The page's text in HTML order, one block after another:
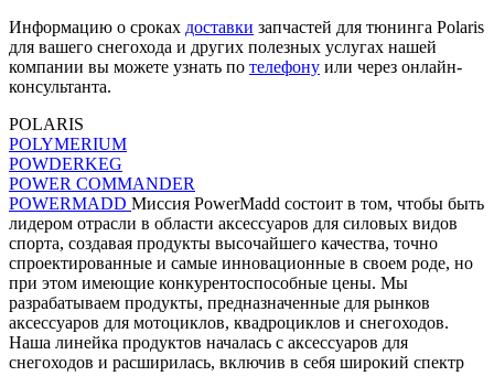
Информацию о сроках доставки запчастей для тюнинга Polaris
для вашего снегохода и других полезных услугах нашей
компании вы можете узнать по телефону или через онлайн-
консультанта.
POLARIS
POLYMERIUM
POWDERKEG
POWER COMMANDER
POWERMADD Миссия PowerMadd состоит в том, чтобы быть
лидером отрасли в области аксессуаров для силовых видов
спорта, создавая продукты высочайшего качества, точно
спроектированные и самые инновационные в своем роде, но
при этом имеющие конкурентоспособные цены. Мы
разрабатываем продукты, предназначенные для рынков
аксессуаров для мотоциклов, квадроциклов и снегоходов.
Наша линейка продуктов началась с аксессуаров для
снегоходов и расширилась, включив в себя широкий спектр